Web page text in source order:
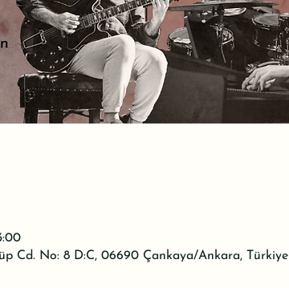
Cd. No: 8 D:C, 06690 Çankaya/Ankara, Türkiye